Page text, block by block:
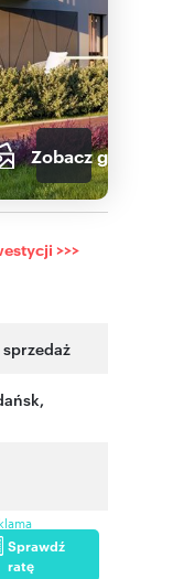
Zobacz galerię
>>>
,
Sprawdź
ratę